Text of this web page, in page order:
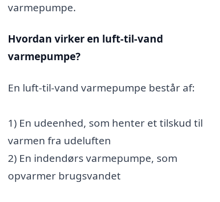
varmepumpe.
Hvordan virker en luft-til-vand
varmepumpe?
En luft-til-vand varmepumpe består af:
1) En udeenhed, som henter et tilskud til
varmen fra udeluften
2) En indendørs varmepumpe, som
opvarmer brugsvandet